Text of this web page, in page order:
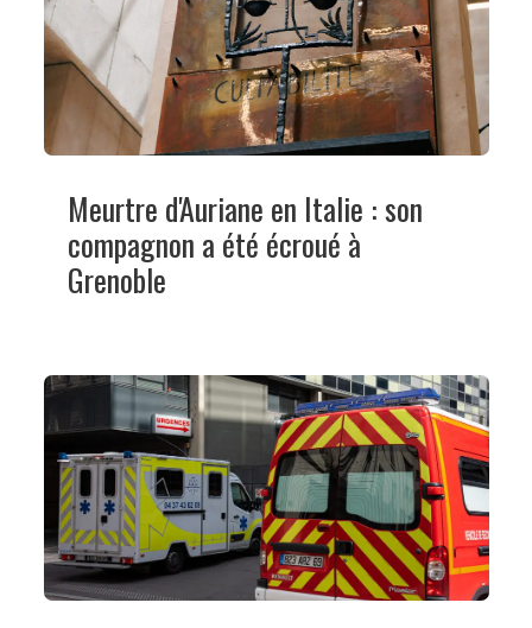
Meurtre d'Auriane en Italie : son
compagnon a été écroué à
Grenoble